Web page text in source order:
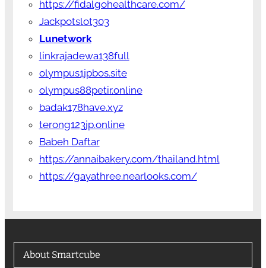
https://fidalgohealthcare.com/
Jackpotslot303
Lunetwork
linkrajadewa138full
olympus1jpbos.site
olympus88petir.online
badak178have.xyz
terong123jp.online
Babeh Daftar
https://annaibakery.com/thailand.html
https://gayathree.nearlooks.com/
About Smartcube